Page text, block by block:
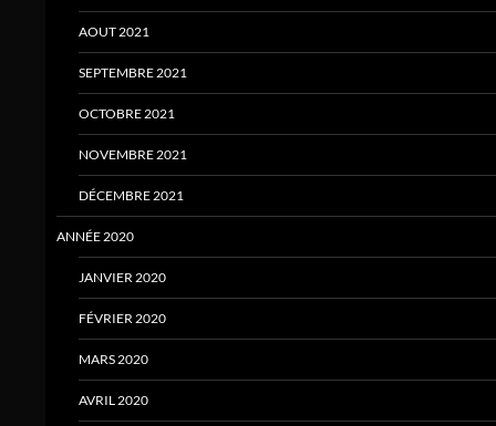
AOUT 2021
SEPTEMBRE 2021
OCTOBRE 2021
NOVEMBRE 2021
DÉCEMBRE 2021
ANNÉE 2020
JANVIER 2020
FÉVRIER 2020
MARS 2020
AVRIL 2020